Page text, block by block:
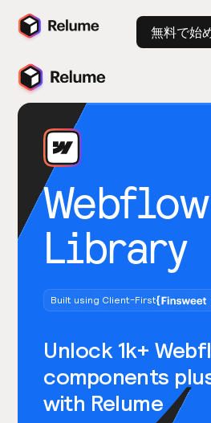
無料で始
Webflow
Library
Built using Client-First
Unlock 1k+
components
with Relume